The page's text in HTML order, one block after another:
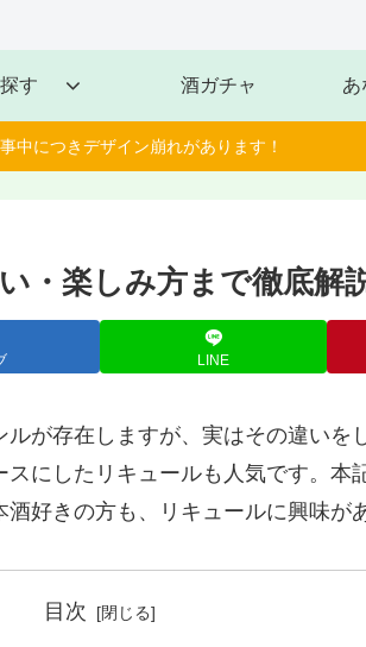
す 酒ガチャ あ
中につきデザイン崩れがあります！
・楽しみ方まで徹底解
LINE
が存在しますが、実はその違い
にしたリキュールも人気です。
好きの方も、リキュールに興味が
目次